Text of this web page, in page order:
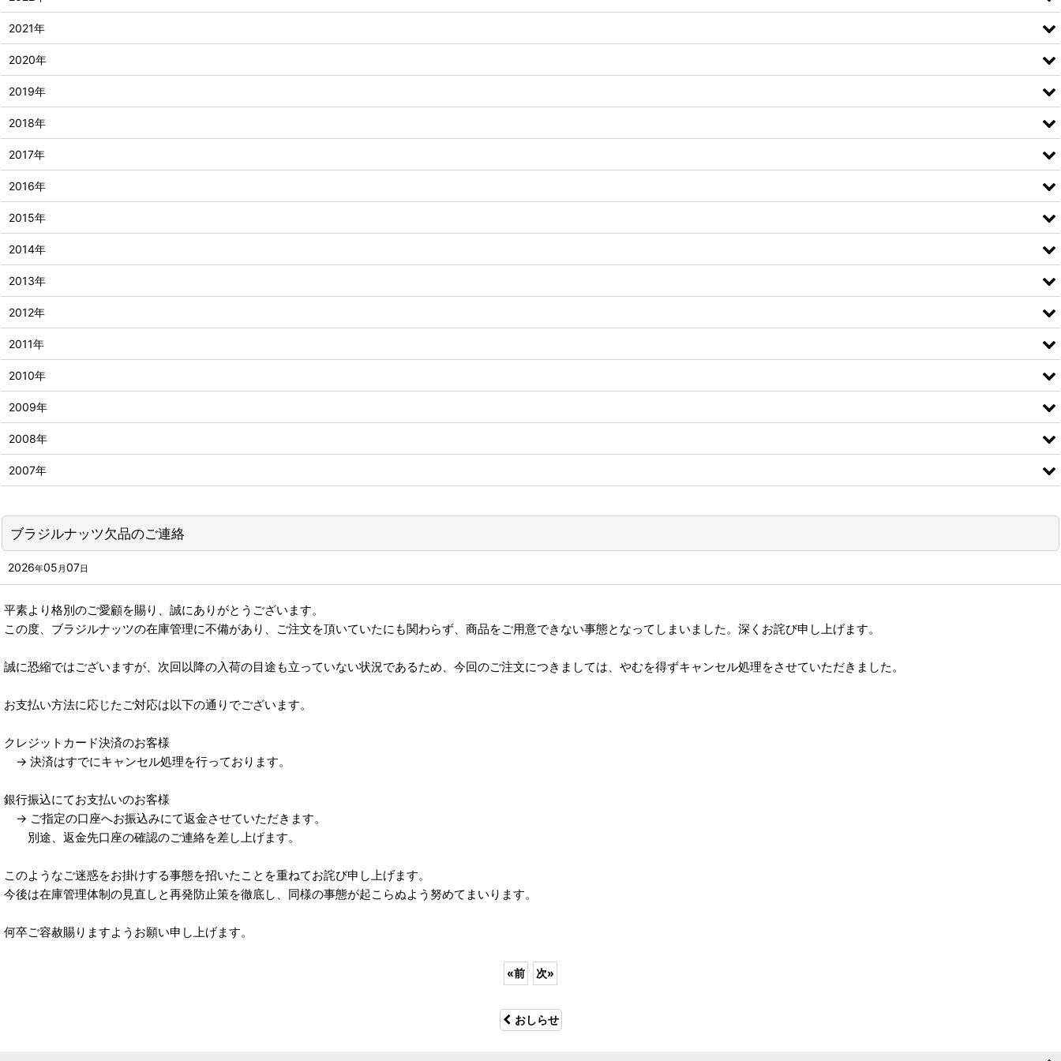
ブラジルナッツ欠品のご連絡
2026年05 月 07日
平素より格別のご愛顧を賜り、誠にありがとうございます。
この度、ブラジルナッツの在庫管理に不備があり、ご注文を頂いていたにも関わらず、商品をご用意できない事態となってしまいました。深くお詫び申し上げます。
誠に恐縮ではございますが、次回以降の入荷の目途も立っていない状況であるため、今回のご注文につきましては、やむを得ずキャンセル処理をさせていただきました。
お支払い方法に応じたご対応は以下の通りでございます。
クレジットカード決済のお客様
→ 決済はすでにキャンセル処理を行っております。
銀行振込にてお支払いのお客様
→ ご指定の口座へお振込みにて返金させていただきます。
別途、返金先口座の確認のご連絡を差し上げます。
このようなご迷惑をお掛けする事態を招いたことを重ねてお詫び申し上げます。
今後は在庫管理体制の見直しと再発防止策を徹底し、同様の事態が起こらぬよう努めてまいります。
何卒ご容赦賜りますようお願い申し上げます。
«前 次»
おしらせ
2021年
2020年
2019年
2018年
2017年
2016年
2015年
2014年
2013年
2012年
2011年
2010年
2009年
2008年
2007年